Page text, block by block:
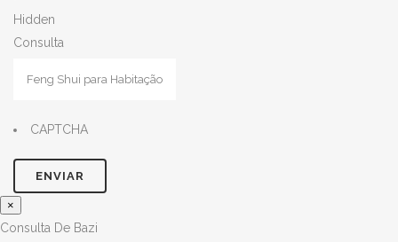
Hidden
Consulta
CAPTCHA
×
Consulta De Bazi